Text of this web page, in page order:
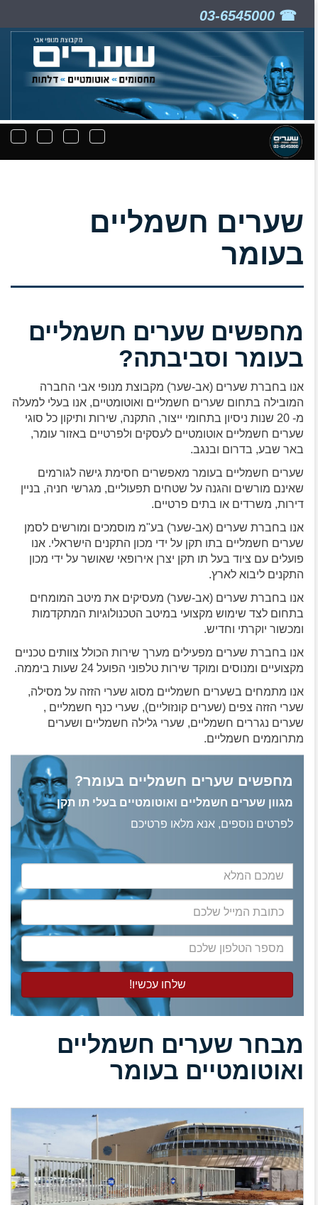
תפריט
יצירת
תפריט
חיפוש
ניווט
קבצים
שערים חשמליים
בעומר
מחפשים שערים חשמליים
בעומר וסביבתה?
אנו בחברת שערים (אב-שער) מקבוצת מנופי אבי החברה
המובילה בתחום שערים חשמליים ואוטומטיים, אנו בעלי למעלה
מ- 20 שנות ניסיון בתחומי ייצור, התקנה, שירות ותיקון כל סוגי
שערים חשמליים אוטומטיים לעסקים ולפרטיים באזור עומר,
באר שבע, בדרום ובנגב.
שערים חשמליים בעומר מאפשרים חסימת גישה לגורמים
שאינם מורשים והגנה על שטחים תפעוליים, מגרשי חניה, בניין
דירות, משרדים או בתים פרטיים.
אנו בחברת שערים (אב-שער) בע"מ מוסמכים ומורשים לסמן
שערים חשמליים בתו תקן על ידי מכון התקנים הישראלי. אנו
פועלים עם ציוד בעל תו תקן יצרן אירופאי שאושר על ידי מכון
התקנים ליבוא לארץ.
אנו בחברת שערים (אב-שער) מעסיקים את מיטב המומחים
בתחום לצד שימוש מקצועי במיטב הטכנולוגיות המתקדמות
ומכשור יוקרתי וחדיש.
אנו בחברת שערים מפעילים מערך שירות הכולל צוותים טכניים
מקצועיים ומנוסים ומוקד שירות טלפוני הפועל 24 שעות ביממה.
אנו מתמחים בשערים חשמליים מסוג שערי הזזה על מסילה,
שערי הזזה צפים (שערים קונזוליים), שערי כנף חשמליים ,
שערים נגררים חשמליים, שערי גלילה חשמליים ושערים
מתרוממים חשמליים.
מחפשים שערים חשמליים בעומר?
מגוון שערים חשמליים ואוטומטיים בעלי תו תקן
לפרטים נוספים, אנא מלאו פרטיכם
שמכם
המלא
כתובת
המייל
שלכם
מספר
הטלפון
שלכם
מבחר שערים חשמליים
ואוטומטיים בעומר